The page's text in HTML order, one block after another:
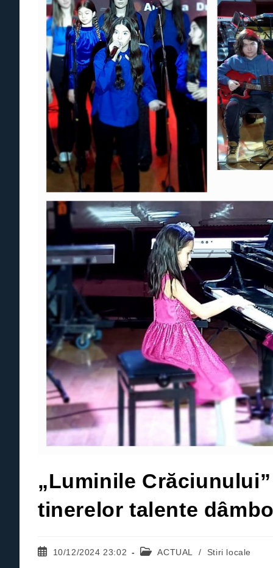
„Luminile
tinerelor talente
Post10/12/2024 23:02
PostACTUAL / Stiri locale